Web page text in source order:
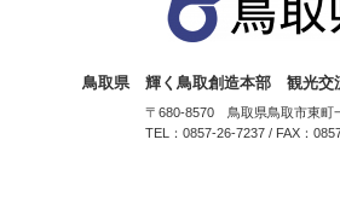
鳥取県 輝く鳥取創造本部 観光交
〒680-8570 鳥取県鳥取市東町
TEL：0857-26-7237 / FAX：